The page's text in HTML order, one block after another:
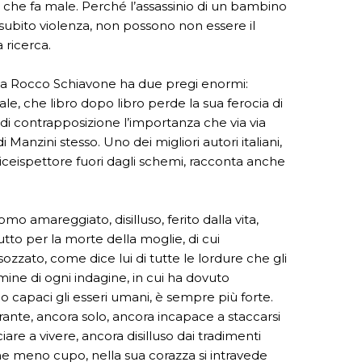
fa male. Perché l’assassinio di un bambino
violenza, non possono non essere il
ricerca.
Rocco Schiavone ha due pregi enormi:
che libro dopo libro perde la sua ferocia di
contrapposizione l’importanza che via via
Manzini stesso. Uno dei migliori autori italiani,
fuori dagli schemi, racconta anche
amareggiato, disilluso, ferito dalla vita,
per la morte della moglie, di cui
come dice lui di tutte le lordure che gli
di ogni indagine, in cui ha dovuto
capaci gli esseri umani, è sempre più forte.
ancora solo, ancora incapace a staccarsi
a vivere, ancora disilluso dai tradimenti
meno cupo, nella sua corazza si intravede